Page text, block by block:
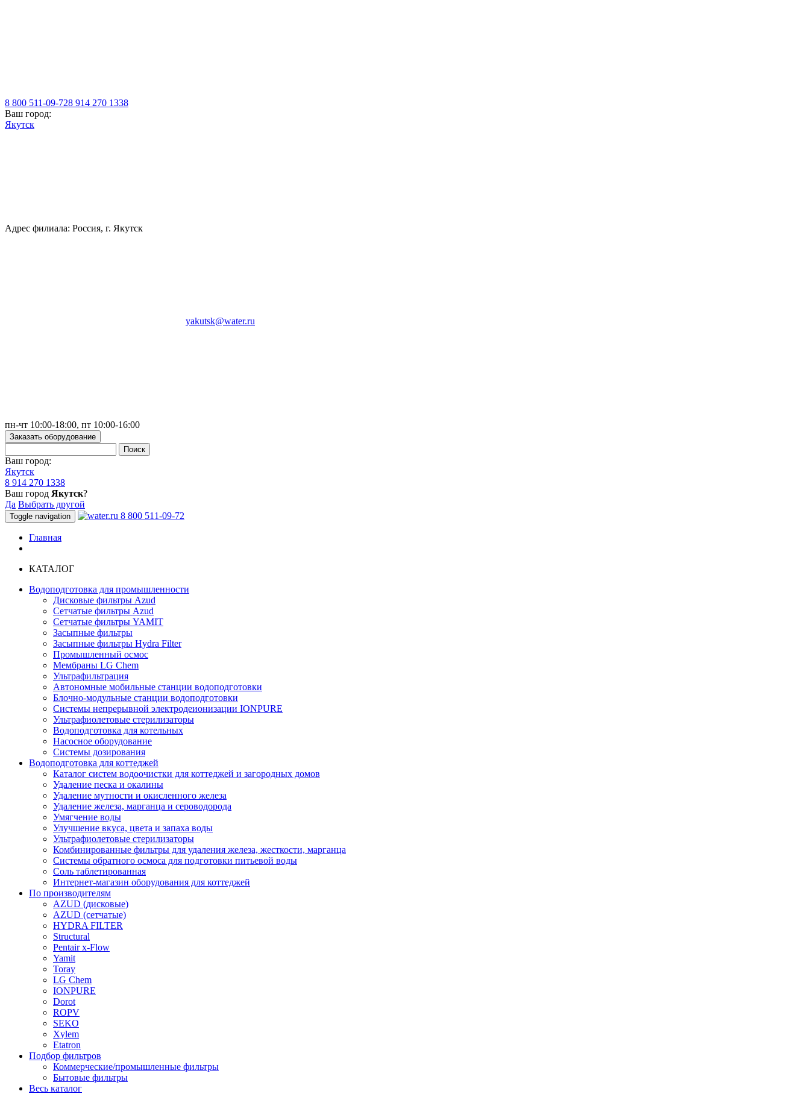
8 800 511-09-728 914 270 1338
Ваш город:
Якутск
Адрес филиала: Россия, г. Якутск
yakutsk@water.ru
пн-чт 10:00-18:00, пт 10:00-16:00
Заказать оборудование
Ваш город:
Якутск
8 914 270 1338
Ваш город Якутск?
Да Выбрать другой
Toggle navigation 8 800 511-09-72
Главная
КАТАЛОГ
Водоподготовка для промышленности
Дисковые фильтры Azud
Сетчатые фильтры Azud
Сетчатые фильтры YAMIT
Засыпные фильтры
Засыпные фильтры Hydra Filter
Промышленный осмос
Мембраны LG Chem
Ультрафильтрация
Автономные мобильные станции водоподготовки
Блочно-модульные станции водоподготовки
Системы непрерывной электродеионизации IONPURE
Ультрафиолетовые стерилизаторы
Водоподготовка для котельных
Насосное оборудование
Системы дозирования
Водоподготовка для коттеджей
Каталог систем водоочистки для коттеджей и загородных домов
Удаление песка и окалины
Удаление мутности и окисленного железа
Удаление железа, марганца и сероводорода
Умягчение воды
Улучшение вкуса, цвета и запаха воды
Ультрафиолетовые стерилизаторы
Комбинированные фильтры для удаления железа, жесткости, марганца
Системы обратного осмоса для подготовки питьевой воды
Соль таблетированная
Интернет-магазин оборудования для коттеджей
По производителям
AZUD (дисковые)
AZUD (сетчатые)
HYDRA FILTER
Structural
Pentair x-Flow
Yamit
Toray
LG Chem
IONPURE
Dorot
ROPV
SEKO
Xylem
Etatron
Подбор фильтров
Коммерческие/промышленные фильтры
Бытовые фильтры
Весь каталог